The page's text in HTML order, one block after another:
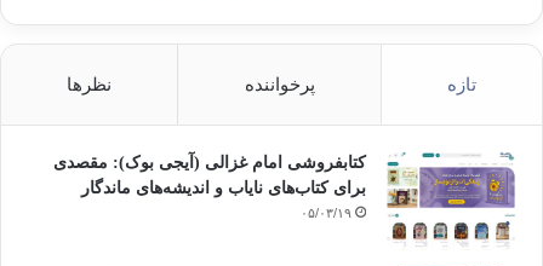
تازه پرخواننده نظرها
کتابفروشی امام غزالی (آیجی بوک): مقصدی
برای کتاب‌های نایاب و اندیشه‌های ماندگار
۰۵/۰۳/۱۹